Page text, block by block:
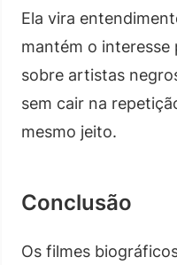
Ela vira
mantém o
sobre artistas
sem cair na
mesmo jeito.
Conclusão
Os filmes